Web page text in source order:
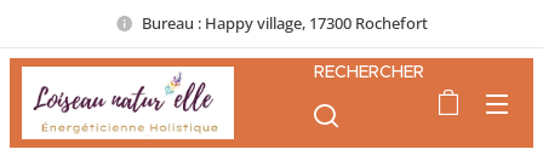
Bureau : Happy village, 17300 Rochefort
RECHERCHER